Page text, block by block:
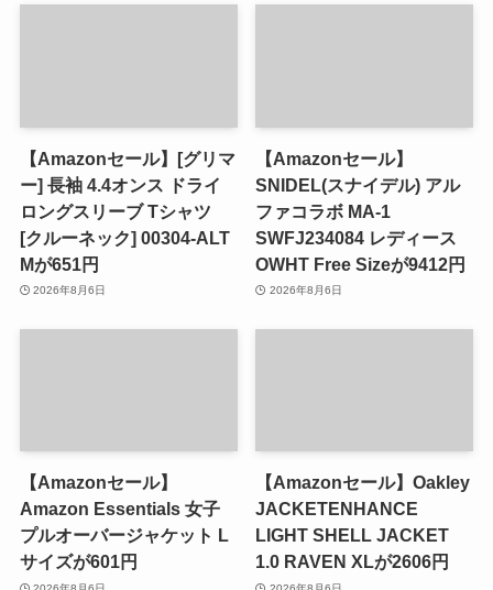
【Amazonセール】[グリマ
ー] 長袖 4.4オンス ドライ
ロングスリーブ Tシャツ
[クルーネック] 00304-ALT
Mが651円
2026年8月6日
【Amazonセール】
SNIDEL(スナイデル) アル
ファコラボ MA-1
SWFJ234084 レディース
OWHT Free Sizeが9412円
2026年8月6日
【Amazonセール】
Amazon Essentials 女子
プルオーバージャケット L
サイズが601円
【Amazonセール】Oakley
JACKETENHANCE
LIGHT SHELL JACKET
1.0 RAVEN XLが2606円